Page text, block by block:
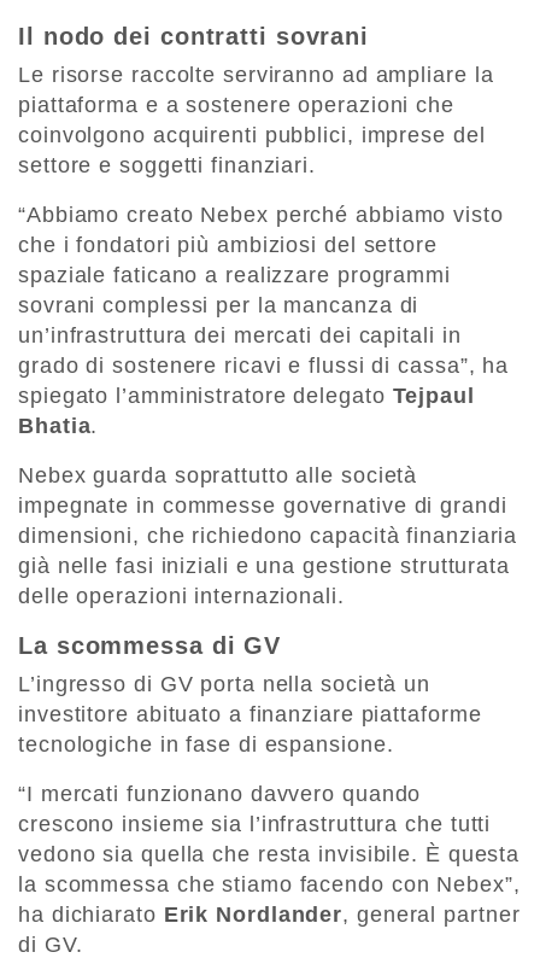
Il nodo dei contratti sovrani
Le risorse raccolte serviranno ad ampliare la
piattaforma e a sostenere operazioni che
coinvolgono acquirenti pubblici, imprese del
settore e soggetti finanziari.
“Abbiamo creato Nebex perché abbiamo visto
che i fondatori più ambiziosi del settore
spaziale faticano a realizzare programmi
sovrani complessi per la mancanza di
un’infrastruttura dei mercati dei capitali in
grado di sostenere ricavi e flussi di cassa”, ha
spiegato l’amministratore delegato Tejpaul
Bhatia.
Nebex guarda soprattutto alle società
impegnate in commesse governative di grandi
dimensioni, che richiedono capacità finanziaria
già nelle fasi iniziali e una gestione strutturata
delle operazioni internazionali.
La scommessa di GV
L’ingresso di GV porta nella società un
investitore abituato a finanziare piattaforme
tecnologiche in fase di espansione.
“I mercati funzionano davvero quando
crescono insieme sia l’infrastruttura che tutti
vedono sia quella che resta invisibile. È questa
la scommessa che stiamo facendo con Nebex”,
ha dichiarato Erik Nordlander, general partner
di GV.